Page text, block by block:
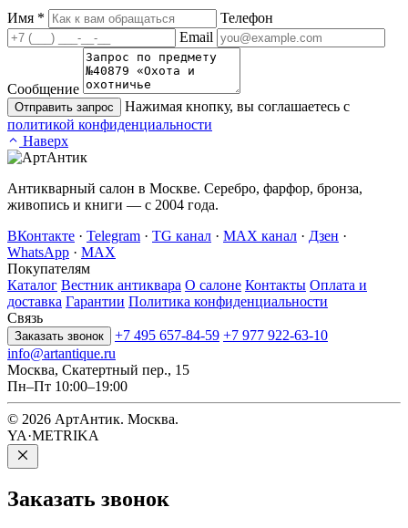
Имя *
Телефон
Email
Сообщение
Отправить запрос
Нажимая кнопку, вы соглашаетесь с
политикой конфиденциальности
Наверх
Антикварный салон в Москве. Серебро, фарфор, бронза,
живопись и книги — с 2004 года.
ВКонтакте · Telegram · TG канал · MAX канал · Дзен ·
WhatsApp · MAX
Покупателям
Каталог Вестник антиквара О салоне Контакты Оплата и
доставка Гарантии Политика конфиденциальности
Связь
Заказать звонок +7 495 657-84-59 +7 977 922-63-10
info@artantique.ru
Москва, Скатертный пер., 15
Пн–Пт 10:00–19:00
© 2026 АртАнтик. Москва.
YA·METRIKA
Заказать звонок